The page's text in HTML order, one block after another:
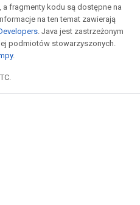
, a fragmenty kodu są dostępne na
na ten temat zawierają
. Java jest zastrzeżonym
podmiotów stowarzyszonych.
.